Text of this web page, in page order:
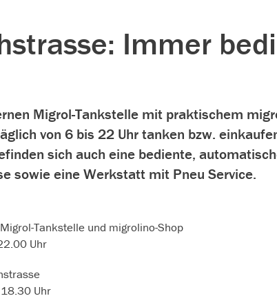
Immer
Migrol-Tankstelle mit praktischem
von 6 bis 22 Uhr tanken bzw.
sich auch eine bediente,
sowie eine Werkstatt mit Pneu Service.
Tankstelle und migrolino-Shop
Uhr
Uhr